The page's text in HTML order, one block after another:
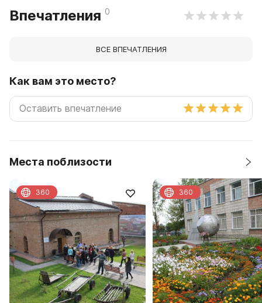
Впечатления 0
ВСЕ ВПЕЧАТЛЕНИЯ
Как вам это место?
Места поблизости
360 360